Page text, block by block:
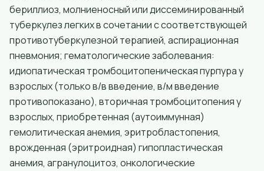
бериллиоз, молниеносный или диссеминированный
туберкулез легких в сочетании с соответствующей
противотуберкулезной терапией, аспирационная
пневмония; гематологические заболевания:
идиопатическая тромбоцитопеническая пурпура у
взрослых (только в/в введение, в/м введение
противопоказано), вторичная тромбоцитопения у
взрослых, приобретенная (аутоиммунная)
гемолитическая анемия, эритробластопения,
врожденная (эритроидная) гипопластическая
анемия, агранулоцитоз, онкологические